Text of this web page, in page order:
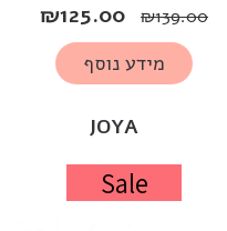
JOYA
₪139.00
₪125.00
מידע נוסף
Sale